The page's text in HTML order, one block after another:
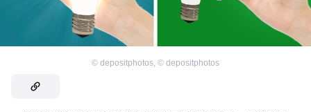
© depositphotos, © depositphotos